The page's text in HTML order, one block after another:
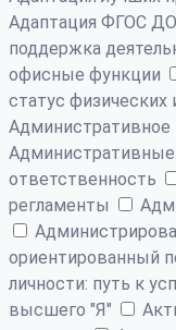
Адаптация ФГОС
поддержка
офисные функции
статус
Административное
ответственность
регламенты
ориентированный
личности: путь к
высшего "Я"